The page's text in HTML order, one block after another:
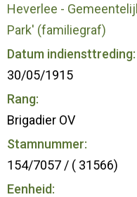
Heverlee -
Park' (familiegraf)
Datum indiensttreding:
30/05/1915
Rang:
Brigadier OV
Stamnummer:
154/7057 / ( 31566)
Eenheid: